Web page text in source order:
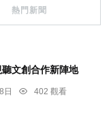
熱門新聞
文創合作新陣地
日
402 觀看